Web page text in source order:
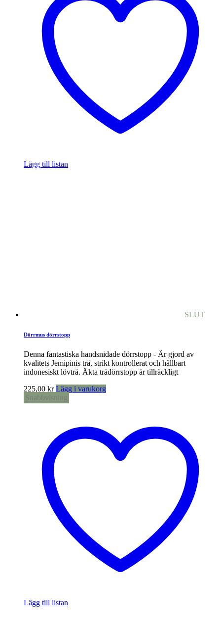
Lägg till listan
SLUT
Dörrmus dörrstopp
Denna fantastiska handsnidade dörrstopp - Är gjord av
kvalitets Jemipinis trä, strikt kontrollerat och hållbart
indonesiskt lövträ. Äkta trädörrstopp är tillräckligt
225,00 kr Lägg i varukorg
Snabbvisning
Lägg till listan